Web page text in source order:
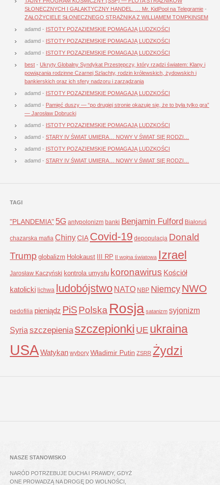
SŁONECZNYCH I GALAKTYCZNY HANDEL. … Mr. KidPool na Telegramie -
ZAŁOŻYCIELE SŁONECZNEGO STRAŻNIKA Z WILLIAMEM TOMPKINSEM
adamd - ISTOTY POZAZIEMSKIE POMAGAJĄ LUDZKOŚCI
adamd - ISTOTY POZAZIEMSKIE POMAGAJĄ LUDZKOŚCI
adamd - ISTOTY POZAZIEMSKIE POMAGAJĄ LUDZKOŚCI
best - Ukryty Globalny Syndykat Przestępczy, który rządzi światem: Klany i
powiązania rodzinne Czarnej Szlachty, rodzin królewskich, żydowskich i
bankierskich oraz ich sfery nadzoru i zarządzania
adamd - ISTOTY POZAZIEMSKIE POMAGAJĄ LUDZKOŚCI
adamd - Pamięć duszy — “po drugiej stronie okazuje się, że to była tylko gra”
— Jarosław Dobrucki
adamd - ISTOTY POZAZIEMSKIE POMAGAJĄ LUDZKOŚCI
adamd - STARY IV ŚWIAT UMIERA… NOWY V ŚWIAT SIĘ RODZI…
adamd - ISTOTY POZAZIEMSKIE POMAGAJĄ LUDZKOŚCI
adamd - STARY IV ŚWIAT UMIERA… NOWY V ŚWIAT SIĘ RODZI…
TAGI
"PLANDEMIA" 5G antypolonizm banki Benjamin Fulford Białoruś
chazarska mafia ChinyCIA Covid-19 depopulacja Donald
Trump globalizm Holokaust III RP II wojna światowa Izrael
Jarosław Kaczyński kontrola umysłu koronawirus Kościół
katolicki lichwa ludobójstwo NATO NBP NiemcyNWO
pedofilia pieniądz PiSPolska Rosja satanizm syjonizm
Syria szczepienia szczepionki UE ukraina
USAWatykan wybory Władimir Putin ZSRR Żydzi
NASZE STANOWISKO
NARÓD POTRZEBUJE DUCHA I PRAWDY, GDYŻ
ONE PROWADZĄ NA DROGĘ DO WOLNOŚCI,